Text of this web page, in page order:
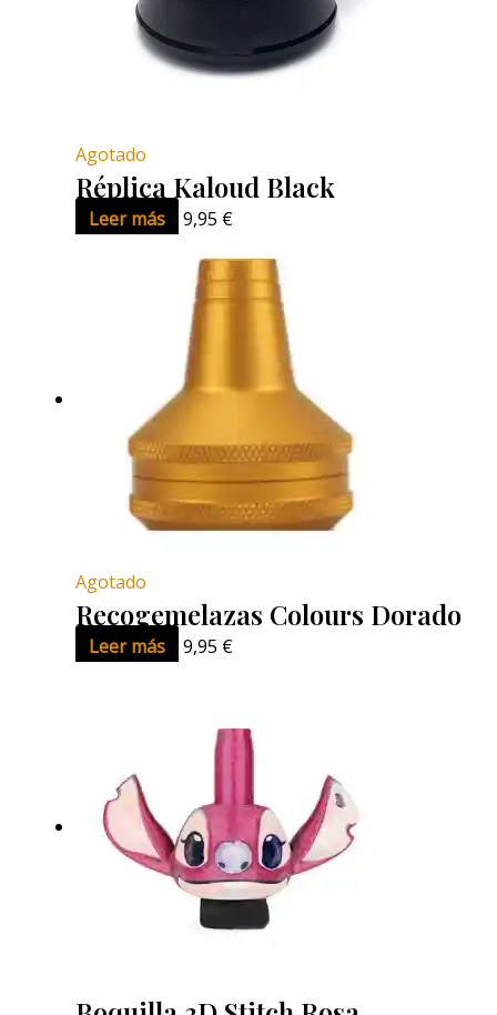
Agotado
Réplica Kaloud Black
Leer más 9,95 €
Agotado
Recogemelazas Colours Dorado
Leer más 9,95 €